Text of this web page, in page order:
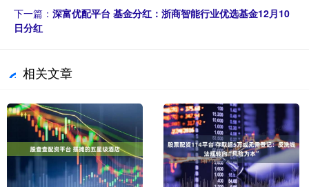
下一篇： 深富优配平台 基金分红：浙商智能行业优选基金12月10
日分红
相关文章